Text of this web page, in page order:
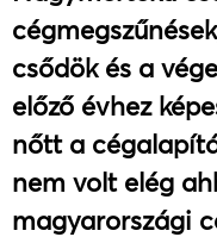
csődök és a
előző évhez
nőtt a
nem volt elég
magyarországi